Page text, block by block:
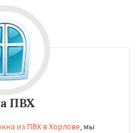
ПВХ
из ПВХ в Хорлове, мы